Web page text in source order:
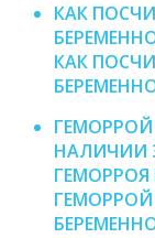
КАК
КАК
НАЛИЧИИ
ГЕМОРРОЙ